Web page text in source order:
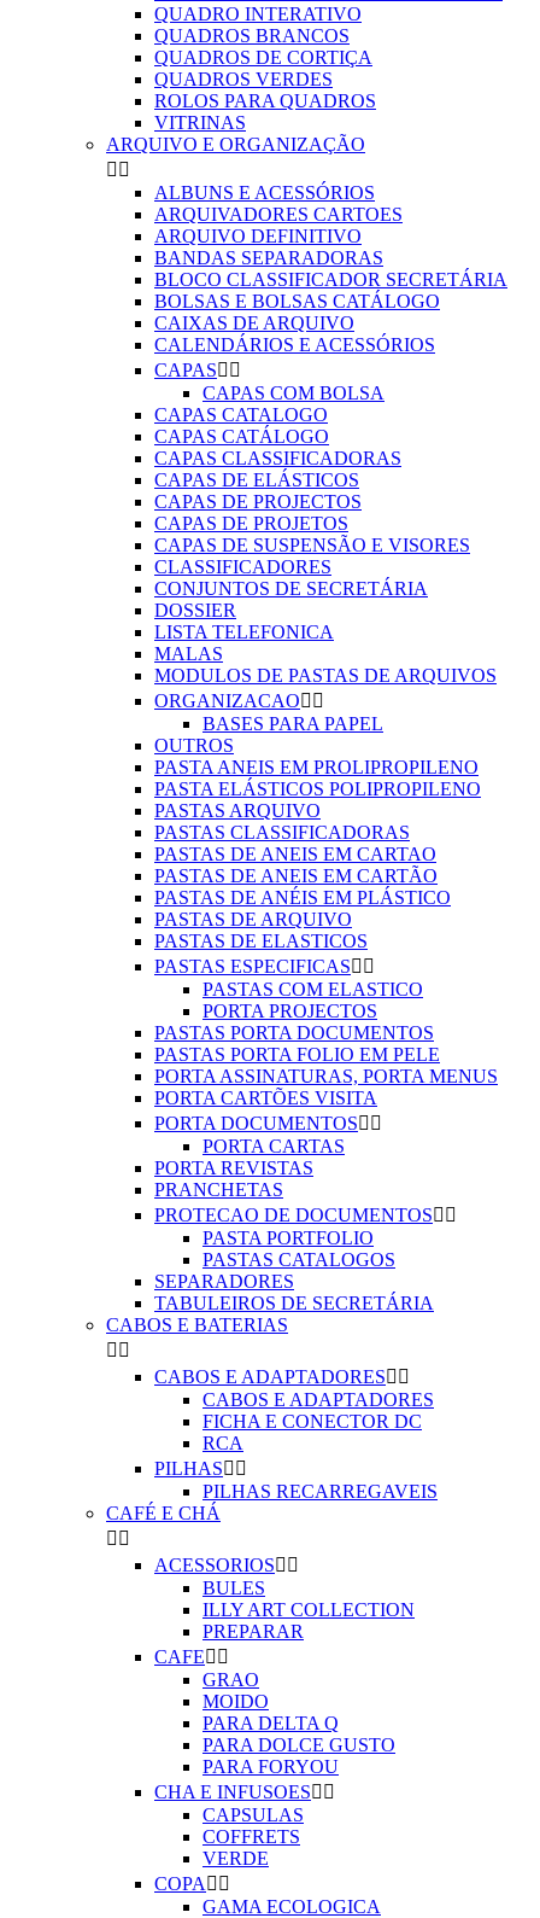
QUADRO INTERATIVO
QUADROS BRANCOS
QUADROS DE CORTIÇA
QUADROS VERDES
ROLOS PARA QUADROS
VITRINAS
ARQUIVO E ORGANIZAÇÃO
 
ALBUNS E ACESSÓRIOS
ARQUIVADORES CARTOES
ARQUIVO DEFINITIVO
BANDAS SEPARADORAS
BLOCO CLASSIFICADOR SECRETÁRIA
BOLSAS E BOLSAS CATÁLOGO
CAIXAS DE ARQUIVO
CALENDÁRIOS E ACESSÓRIOS
CAPAS 
CAPAS COM BOLSA
CAPAS CATALOGO
CAPAS CATÁLOGO
CAPAS CLASSIFICADORAS
CAPAS DE ELÁSTICOS
CAPAS DE PROJECTOS
CAPAS DE PROJETOS
CAPAS DE SUSPENSÃO E VISORES
CLASSIFICADORES
CONJUNTOS DE SECRETÁRIA
DOSSIER
LISTA TELEFONICA
MALAS
MODULOS DE PASTAS DE ARQUIVOS
ORGANIZACAO 
BASES PARA PAPEL
OUTROS
PASTA ANEIS EM PROLIPROPILENO
PASTA ELÁSTICOS POLIPROPILENO
PASTAS ARQUIVO
PASTAS CLASSIFICADORAS
PASTAS DE ANEIS EM CARTAO
PASTAS DE ANEIS EM CARTÃO
PASTAS DE ANÉIS EM PLÁSTICO
PASTAS DE ARQUIVO
PASTAS DE ELASTICOS
PASTAS ESPECIFICAS 
PASTAS COM ELASTICO
PORTA PROJECTOS
PASTAS PORTA DOCUMENTOS
PASTAS PORTA FOLIO EM PELE
PORTA ASSINATURAS, PORTA MENUS
PORTA CARTÕES VISITA
PORTA DOCUMENTOS 
PORTA CARTAS
PORTA REVISTAS
PRANCHETAS
PROTECAO DE DOCUMENTOS 
PASTA PORTFOLIO
PASTAS CATALOGOS
SEPARADORES
TABULEIROS DE SECRETÁRIA
CABOS E BATERIAS
 
CABOS E ADAPTADORES 
CABOS E ADAPTADORES
FICHA E CONECTOR DC
RCA
PILHAS 
PILHAS RECARREGAVEIS
CAFÉ E CHÁ
 
ACESSORIOS 
BULES
ILLY ART COLLECTION
PREPARAR
CAFE 
GRAO
MOIDO
PARA DELTA Q
PARA DOLCE GUSTO
PARA FORYOU
CHA E INFUSOES 
CAPSULAS
COFFRETS
VERDE
COPA  
GAMA ECOLOGICA